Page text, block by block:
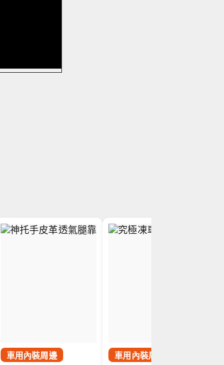
車用內裝周邊 車用內裝周邊